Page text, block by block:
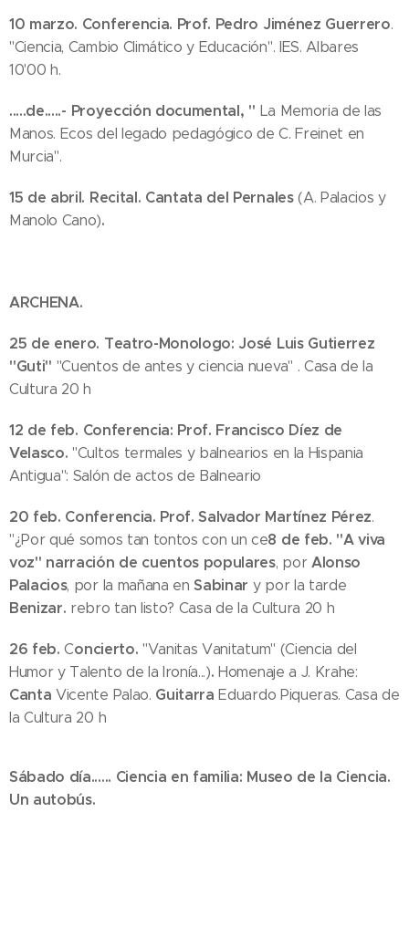
10 marzo. Conferencia. Prof. Pedro Jiménez Guerrero.
"Ciencia, Cambio Climático y Educación". IES. Albares
10'00 h.
.....de.....- Proyección documental, " La Memoria de las
Manos. Ecos del legado pedagógico de C. Freinet en
Murcia".
15 de abril. Recital. Cantata del Pernales(A. Palacios y
Manolo Cano).
ARCHENA.
25 de enero. Teatro-Monologo: José Luis Gutierrez
"Guti" "Cuentos de antes y ciencia nueva" . Casa de la
Cultura 20 h
12 de feb. Conferencia: Prof. Francisco Díez de
Velasco."Cultos termales y balnearios en la Hispania
Antigua": Salón de actos de Balneario
20 feb. Conferencia. Prof. Salvador Martínez Pérez.
"¿Por qué somos tan tontos con un ce8 de feb. "A viva
voz" narración de cuentos populares, por Alonso
Palacios, por la mañana en Sabinar y por la tarde
Benizar. rebro tan listo? Casa de la Cultura 20 h
26 feb. Concierto. "Vanitas Vanitatum" (Ciencia del
Humor y Talento de la Ironía...). Homenaje a J. Krahe:
CantaVicente Palao. Guitarra Eduardo Piqueras. Casa de
la Cultura 20 h
Sábado día...... Ciencia en familia: Museo de la Ciencia.
Un autobús.